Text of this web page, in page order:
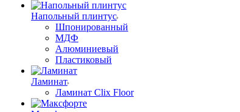
Напольный плинтус
Шпонированный
МДФ
Алюминиевый
Пластиковый
Ламинат
Ламинат Clix Floor